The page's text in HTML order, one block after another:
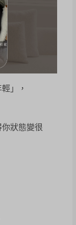
」，
狀態變很